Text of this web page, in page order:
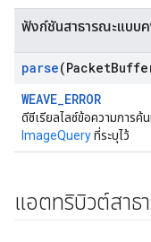
ฟังก์ชันสาธารณะแบบ
parse(Packet
WEAVE_ERROR
ดีซีเรียลไลซ์ข้อความการ
ImageQueryที่ระบุไว้
แอตทริบิวต์สาธ